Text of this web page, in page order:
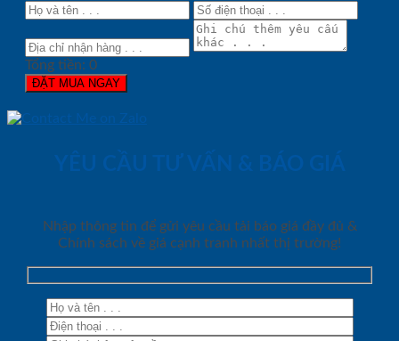
Tổng tiền: 0
ĐẶT MUA NGAY
YÊU CẦU TƯ VẤN & BÁO GIÁ
Nhập thông tin để gửi yêu cầu tải báo giá đầy đủ &
Chính sách về giá cạnh tranh nhất thị trường!